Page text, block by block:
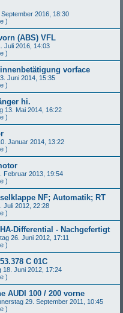
2016, 18:30
)
(ABS) VFL
Juli 2016, 14:03
)
vorface
Juni 2014, 15:35
)
hi.
13. Mai 2014, 16:22
)
Januar 2014, 13:22
)
Februar 2013, 19:54
)
NF; Automatik; RT
Juli 2012, 22:28
)
Differential - Nachgefertigt
26. Juni 2012, 17:11
)
C 01C
18. Juni 2012, 17:24
)
AUDI 100 / 200 vorne
29. September 2011, 10:45
)